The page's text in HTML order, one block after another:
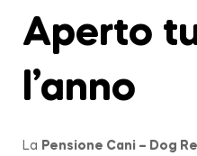
Aperto
l’anno
La Pensione Cani – Dog